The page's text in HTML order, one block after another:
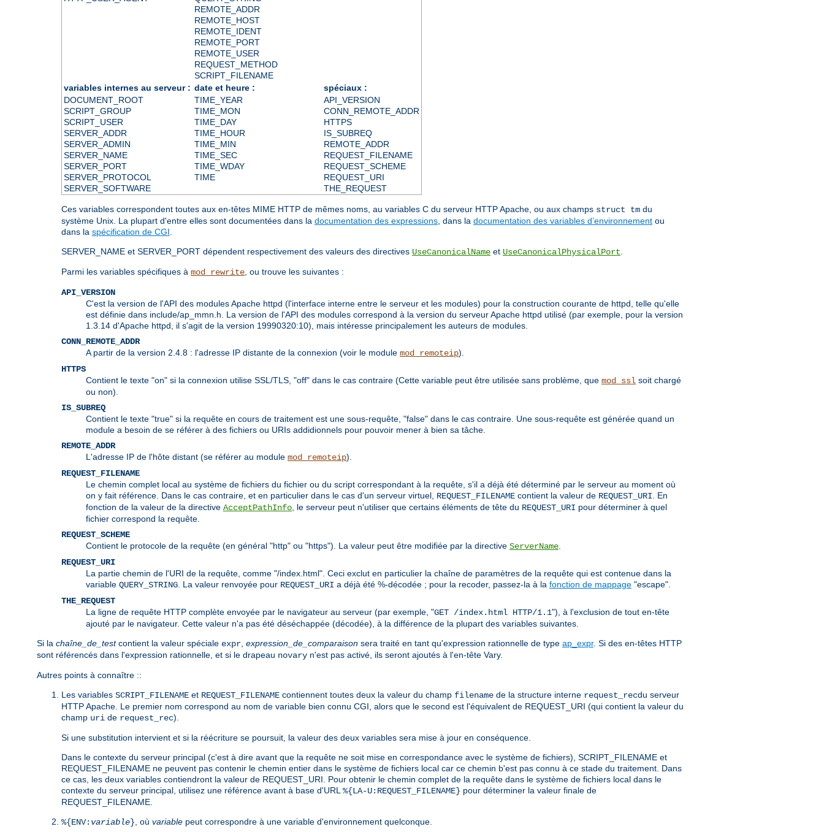
REMOTE_ADDR
REMOTE_HOST
REMOTE_IDENT
REMOTE_PORT
REMOTE_USER
REQUEST_METHOD
SCRIPT_FILENAME
variables internes au serveur : date et heure :
spéciaux :
DOCUMENT_ROOT
SCRIPT_GROUP
SCRIPT_USER
SERVER_ADDR
SERVER_ADMIN
SERVER_NAME
SERVER_PORT
SERVER_PROTOCOL
SERVER_SOFTWARE
TIME_YEAR
TIME_MON
TIME_DAY
TIME_HOUR
TIME_MIN
TIME_SEC
TIME_WDAY
TIME
API_VERSION
CONN_REMOTE_ADDR
HTTPS
IS_SUBREQ
REMOTE_ADDR
REQUEST_FILENAME
REQUEST_SCHEME
REQUEST_URI
THE_REQUEST
Ces variables correspondent toutes aux en-têtes MIME HTTP de mêmes noms, au variables C du serveur HTTP Apache, ou aux champs struct tm du
système Unix. La plupart d'entre elles sont documentées dans la documentation des expressions , dans la documentation des variables d’environnement ou
dans la spécification de CGI
SERVER_NAME et SERVER_PORT dépendent respectivement des valeurs des directives UseCanonicalName et UseCanonicalPhysicalPort
Parmi les variables spécifiques à mod_rewrite , ou trouve les suivantes :
API_VERSION
C'est la version de l'API des modules Apache httpd (l'interface interne entre le serveur et les modules) pour la construction courante de httpd, telle qu'elle
est définie dans include/ap_mmn.h. La version de l'API des modules correspond à la version du serveur Apache httpd utilisé (par exemple, pour la version
1.3.14 d'Apache httpd, il s'agit de la version 19990320:10), mais intéresse principalement les auteurs de modules.
CONN_REMOTE_ADDR
A partir de la version 2.4.8 : l'adresse IP distante de la connexion (voir le module mod_remoteip).
HTTPS
Contient le texte "on" si la connexion utilise SSL/TLS, "off" dans le cas contraire (Cette variable peut être utilisée sans problème, que mod_ssl soit chargé
ou non).
IS_SUBREQ
Contient le texte "true" si la requête en cours de traitement est une sous-requête, "false" dans le cas contraire. Une sous-requête est générée quand un
module a besoin de se référer à des fichiers ou URIs addidionnels pour pouvoir mener à bien sa tâche.
REMOTE_ADDR
L'adresse IP de l'hôte distant (se référer au module mod_remoteip).
REQUEST_FILENAME
Le chemin complet local au système de fichiers du fichier ou du script correspondant à la requête, s'il a déjà été déterminé par le serveur au moment où
on y fait référence. Dans le cas contraire, et en particulier dans le cas d'un serveur virtuel, REQUEST_FILENAME contient la valeur de REQUEST_URI . En
fonction de la valeur de la directive AcceptPathInfo , le serveur peut n'utiliser que certains éléments de tête du REQUEST_URI pour déterminer à quel
fichier correspond la requête.
REQUEST_SCHEME
Contient le protocole de la requête (en général "http" ou "https"). La valeur peut être modifiée par la directive ServerName
REQUEST_URI
La partie chemin de l'URI de la requête, comme "/index.html". Ceci exclut en particulier la chaîne de paramètres de la requête qui est contenue dans la
variable QUERY_STRING . La valeur renvoyée pour REQUEST_URI a déjà été %-décodée ; pour la recoder, passez-la à la fonction de mappage "escape".
THE_REQUEST
La ligne de requête HTTP complète envoyée par le navigateur au serveur (par exemple, "GET /index.html HTTP/1.1"), à l'exclusion de tout en-tête
ajouté par le navigateur. Cette valeur n'a pas été déséchappée (décodée), à la différence de la plupart des variables suivantes.
Si la chaîne_de_testcontient la valeur spéciale expr expression_de_comparaison sera traité en tant qu'expression rationnelle de type ap_expr. Si des en-têtes HTTP
sont référencés dans l'expression rationnelle, et si le drapeau novary n'est pas activé, ils seront ajoutés à l'en-tête Vary.
Autres points à connaître ::
Les variables SCRIPT_FILENAME et REQUEST_FILENAME contiennent toutes deux la valeur du champ filename de la structure interne request_recdu serveur
HTTP Apache. Le premier nom correspond au nom de variable bien connu CGI, alors que le second est l'équivalent de REQUEST_URI (qui contient la valeur du
champ uri de request_rec).
Si une substitution intervient et si la réécriture se poursuit, la valeur des deux variables sera mise à jour en conséquence.
Dans le contexte du serveur principal (c'est à dire avant que la requête ne soit mise en correspondance avec le système de fichiers), SCRIPT_FILENAME et
REQUEST_FILENAME ne peuvent pas contenir le chemin entier dans le système de fichiers local car ce chemin b'est pas connu à ce stade du traitement. Dans
ce cas, les deux variables contiendront la valeur de REQUEST_URI. Pour obtenir le chemin complet de la requête dans le système de fichiers local dans le
contexte du serveur principal, utilisez une référence avant à base d'URL %{LA-U:REQUEST_FILENAME} pour déterminer la valeur finale de
REQUEST_FILENAME.
%{ENV: variable} , où variable peut correspondre à une variable d'environnement quelconque.